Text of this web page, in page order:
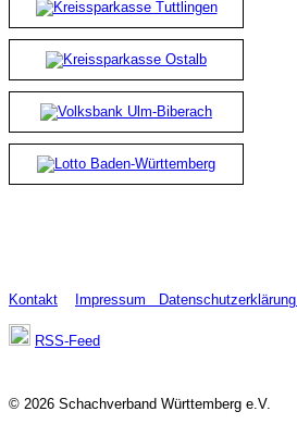
Kontakt Impressum Datenschutzerklärung
RSS-Feed
© 2026 Schachverband Württemberg e.V.